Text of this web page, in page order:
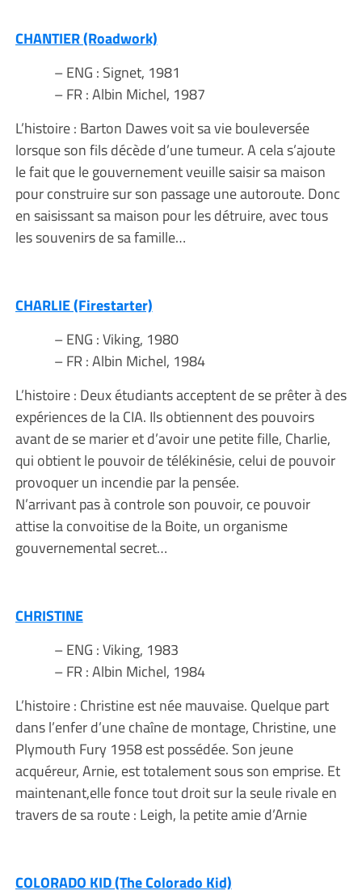
CHANTIER (Roadwork)
– ENG : Signet, 1981
– FR : Albin Michel, 1987
L’histoire : Barton Dawes voit sa vie bouleversée
lorsque son fils décède d’une tumeur. A cela s’ajoute
le fait que le gouvernement veuille saisir sa maison
pour construire sur son passage une autoroute. Donc
en saisissant sa maison pour les détruire, avec tous
les souvenirs de sa famille…
CHARLIE (Firestarter)
– ENG : Viking, 1980
– FR : Albin Michel, 1984
L’histoire : Deux étudiants acceptent de se prêter à des
expériences de la CIA. Ils obtiennent des pouvoirs
avant de se marier et d’avoir une petite fille, Charlie,
qui obtient le pouvoir de télékinésie, celui de pouvoir
provoquer un incendie par la pensée.
N’arrivant pas à controle son pouvoir, ce pouvoir
attise la convoitise de la Boite, un organisme
gouvernemental secret…
CHRISTINE
– ENG : Viking, 1983
– FR : Albin Michel, 1984
L’histoire : Christine est née mauvaise. Quelque part
dans l’enfer d’une chaîne de montage, Christine, une
Plymouth Fury 1958 est possédée. Son jeune
acquéreur, Arnie, est totalement sous son emprise. Et
maintenant,elle fonce tout droit sur la seule rivale en
travers de sa route : Leigh, la petite amie d’Arnie
COLORADO KID (The Colorado Kid)